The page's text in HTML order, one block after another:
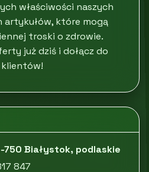
właściwości naszych
artykułów, które mogą
troski o zdrowie.
już dziś i dołącz do
750 Białystok, podlaskie
847